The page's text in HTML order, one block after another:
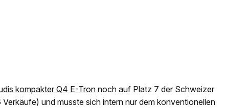
kompakter Q4 E-Tron noch auf Platz 7 der Schweizer
und musste sich intern nur dem konventionellen